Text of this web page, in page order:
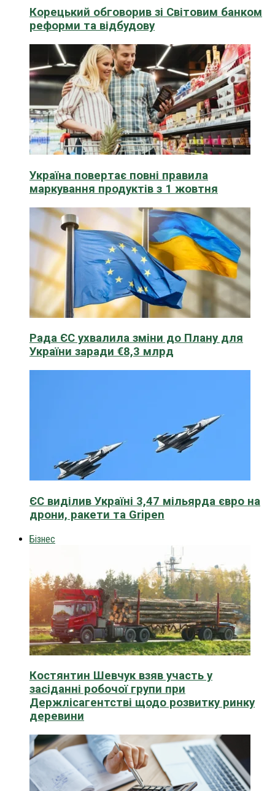
Корецький обговорив зі Світовим банком
реформи та відбудову
Україна повертає повні правила
маркування продуктів з 1 жовтня
Рада ЄС ухвалила зміни до Плану для
України заради €8,3 млрд
ЄС виділив Україні 3,47 мільярда євро на
дрони, ракети та Gripen
Бізнес
Костянтин Шевчук взяв участь у
засіданні робочої групи при
Держлісагентстві щодо розвитку ринку
деревини